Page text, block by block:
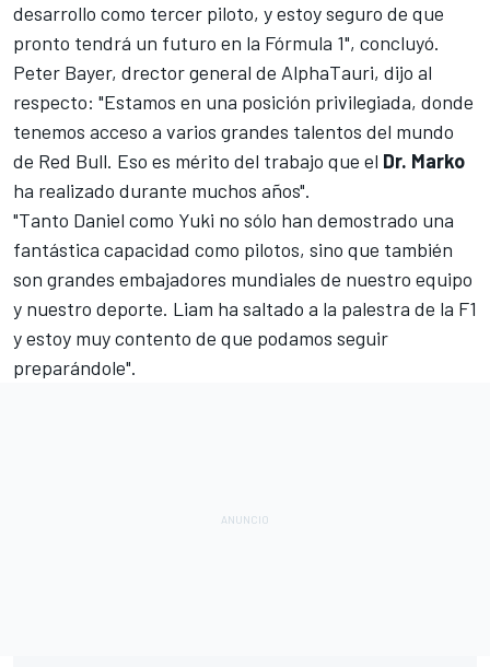
desarrollo como tercer piloto, y estoy seguro de que
pronto tendrá un futuro en la Fórmula 1", concluyó.
Peter Bayer, drector general de AlphaTauri, dijo al
respecto: "Estamos en una posición privilegiada, donde
tenemos acceso a varios grandes talentos del mundo
de Red Bull. Eso es mérito del trabajo que el Dr. Marko
ha realizado durante muchos años".
"Tanto Daniel como Yuki no sólo han demostrado una
fantástica capacidad como pilotos, sino que también
son grandes embajadores mundiales de nuestro equipo
y nuestro deporte. Liam ha saltado a la palestra de la F1
y estoy muy contento de que podamos seguir
preparándole".